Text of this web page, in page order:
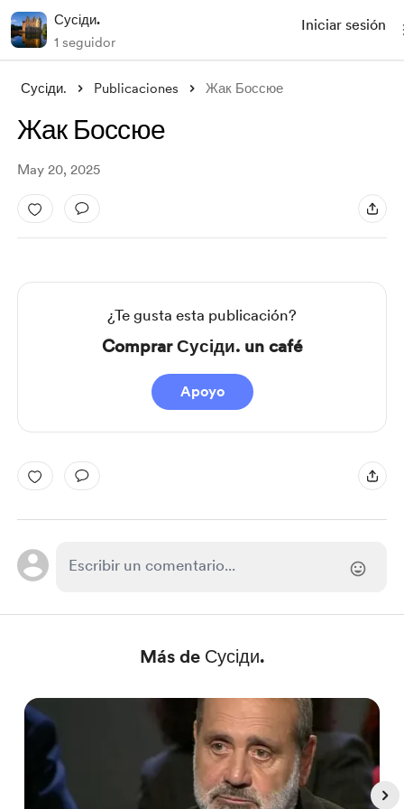
Сусіди.
1 seguidor
Iniciar sesión
Сусіди. Publicaciones Жак Боссюе
Жак Боссюе
May 20, 2025
¿Te gusta esta publicación?
Comprar Сусіди. un café
Apoyo
Más de Сусіди.